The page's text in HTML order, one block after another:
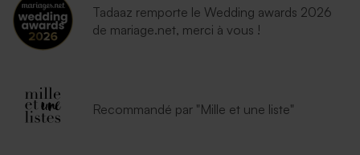
Tadaaz remporte le Wedding awards 2026
de mariage.net, merci à vous !
Recommandé par "Mille et une liste"